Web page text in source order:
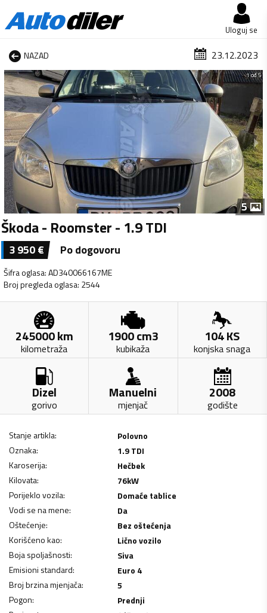
Uloguj se
NAZAD 23.12.2023
1 od 5
5
Škoda - Roomster - 1.9 TDI
3 950€ Po dogovoru
Šifra oglasa:AD340066167ME
Broj pregleda oglasa: 2544
245000km
kilometraža
1900cm3
kubikaža
104KS
konjska snaga
Dizel
gorivo
Manuelni
mjenjač
2008
godište
Stanje artikla:
Polovno
Oznaka:
1.9 TDI
Karoserija:
Hečbek
Kilovata: 76kW
Porijeklo vozila:
Domaće tablice
Vodi se na mene:
Da
Oštećenje:
Bez oštećenja
Korišćeno kao:
Lično vozilo
Boja spoljašnosti:
Siva
Emisioni standard:
Euro 4
Broj brzina mjenjača:
5
Pogon:
Prednji